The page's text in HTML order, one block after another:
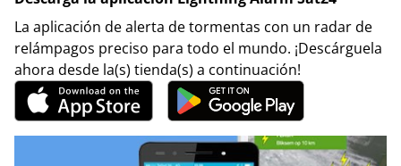
La aplicación de alerta de tormentas con un radar de
relámpagos preciso para todo el mundo. ¡Descárguela
ahora desde la(s) tienda(s) a continuación!